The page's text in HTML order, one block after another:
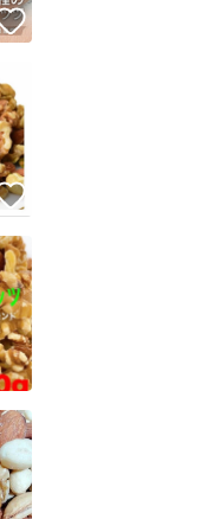
した発送日数内に発送しています